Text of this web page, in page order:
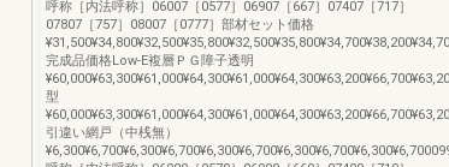
呼称［内法呼称］06007［0577］06907［667］07407［717］
07807［757］08007［0777］部材セット価格
完成品価格Low-E複層ＰＧ障子透明
型
引違い網戸（中桟無）